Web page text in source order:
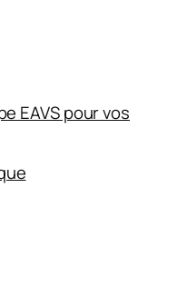
EAVS pour vos